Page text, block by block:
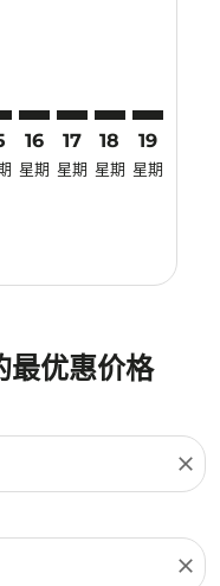
16
星期
17
星期
18
星期
19
星期
优惠价格
close
close